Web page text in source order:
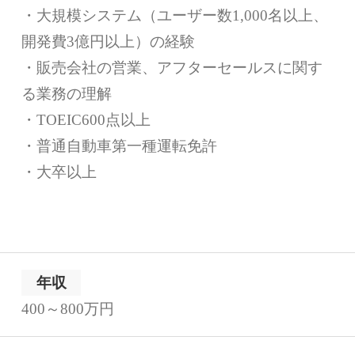
・大規模システム（ユーザー数1,000名以上、
開発費3億円以上）の経験
・販売会社の営業、アフターセールスに関す
る業務の理解
・TOEIC600点以上
・普通自動車第一種運転免許
・大卒以上
年収
400～800万円